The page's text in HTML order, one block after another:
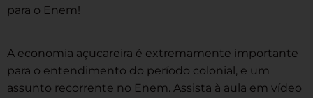
para o Enem!
A economia açucareira é extremamente importante
para o entendimento do período colonial, e um
assunto recorrente no Enem. Assista à aula em vídeo